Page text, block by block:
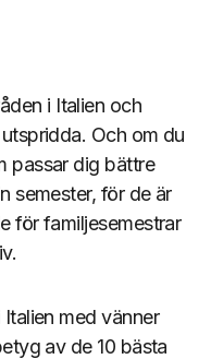
i Italien och
Och om du
passar dig bättre
semester, för de är
för familjesemestrar
med vänner
av de 10 bästa